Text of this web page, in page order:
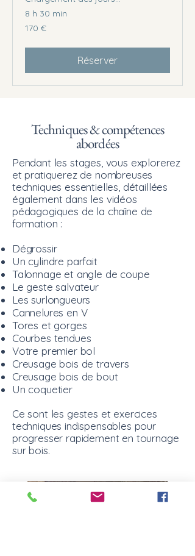
8 h 30 min
170
euros
170 €
Réserver
Techniques & compétences
abordées
Pendant les stages, vous explorerez
et pratiquerez de nombreuses
techniques essentielles, détaillées
également dans les vidéos
pédagogiques de la chaîne de
formation :
Dégrossir
Un cylindre parfait
Talonnage et angle de coupe
Le geste salvateur
Les surlongueurs
Cannelures en V
Tores et gorges
Courbes tendues
Votre premier bol
Creusage bois de travers
Creusage bois de bout
Un coquetier
Ce sont les gestes et exercices
techniques indispensables pour
progresser rapidement en tournage
sur bois.